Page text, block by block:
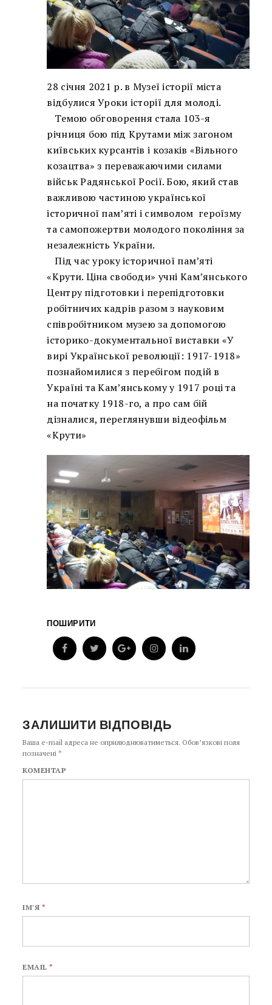
28 січня 2021 р. в Музеї історії міста
відбулися Уроки історії для молоді.
Темою обговорення стала 103-я
річниця бою під Крутами між загоном
київських курсантів і козаків «Вільного
козацтва» з переважаючими силами
військ Радянської Росії. Бою, який став
важливою частиною української
історичної пам’яті і символом героїзму
та самопожертви молодого покоління за
незалежність України.
Під час уроку історичної пам’яті
«Крути. Ціна свободи» учні Кам’янського
Центру підготовки і перепідготовки
робітничих кадрів разом з науковим
співробітником музею за допомогою
історико-документальної виставки «У
вирі Української революції: 1917-1918»
познайомилися з перебігом подій в
Україні та Кам’янському у 1917 році та
на початку 1918-го, а про сам бій
дізналися, переглянувши відеофільм
«Крути»
ПОШИРИТИ
ЗАЛИШИТИ ВІДПОВІДЬ
Ваша e-mail адреса не оприлюднюватиметься. Обов’язкові поля
позначені*
КОМЕНТАР
ІМ'Я *
EMAIL*